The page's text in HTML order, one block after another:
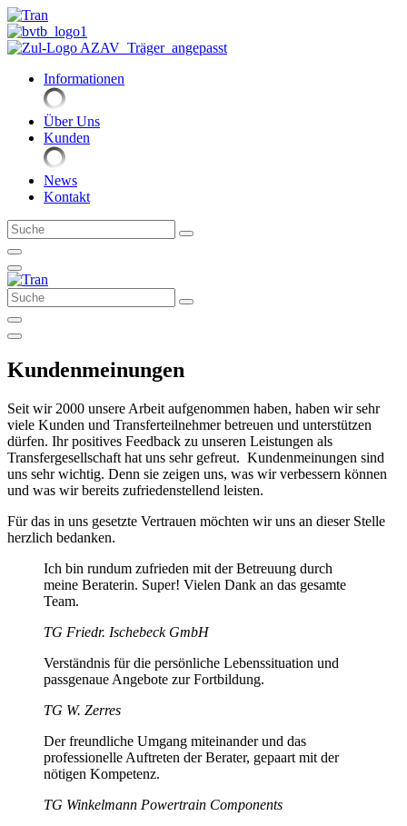
Zum
Inhalt
springen
Informationen
Über Uns
Kunden
News
Kontakt
Suche
Suche
Kundenmeinungen
Seit wir 2000 unsere Arbeit aufgenommen haben, haben wir sehr
viele Kunden und Transferteilnehmer betreuen und unterstützen
dürfen. Ihr positives Feedback zu unseren Leistungen als
Transfergesellschaft hat uns sehr gefreut. Kundenmeinungen sind
uns sehr wichtig. Denn sie zeigen uns, was wir verbessern können
und was wir bereits zufriedenstellend leisten.
Für das in uns gesetzte Vertrauen möchten wir uns an dieser Stelle
herzlich bedanken.
Ich bin rundum zufrieden mit der Betreuung durch
meine Beraterin. Super! Vielen Dank an das gesamte
Team.
TG Friedr. Ischebeck GmbH
Verständnis für die persönliche Lebenssituation und
passgenaue Angebote zur Fortbildung.
TG W. Zerres
Der freundliche Umgang miteinander und das
professionelle Auftreten der Berater, gepaart mit der
nötigen Kompetenz.
TG Winkelmann Powertrain Components